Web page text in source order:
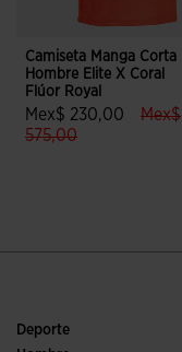
Camiseta Manga Corta
Hombre Elite X Coral
Flúor Royal
Mex$ 230,00
Mex$
575,00label.price.to
Deporte